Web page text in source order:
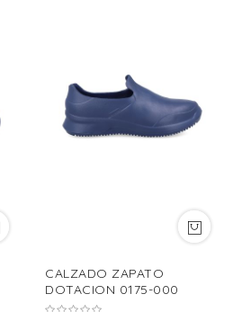
CALZADO ZAPATO
DOTACION 0175-000